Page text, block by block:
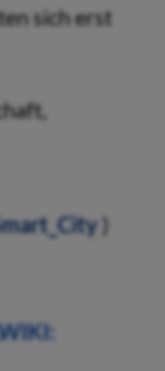
sich erst
)